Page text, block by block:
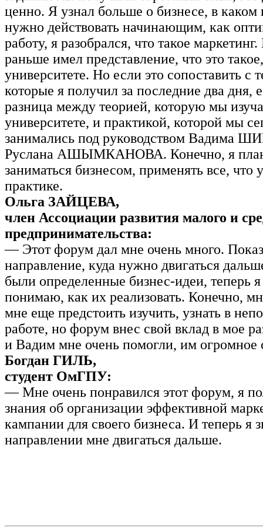
ценно. Я узнал больше о бизнесе, в каком
нужно действовать начинающим, как
работу, я разобрался, что такое
раньше имел представление, что это
университете. Но если это сопоставить с
которые я получил за последние два дня,
разница между теорией, которую мы
университете, и практикой, которой мы
занимались под руководством Вадима
Руслана АШЫМКАНОВА. Конечно, я
заниматься бизнесом, применять все, что
практике.
Ольга ЗАЙЦЕВА,
член Ассоциации развития малого и
предпринимательства:
— Этот форум дал мне очень много.
направление, куда нужно двигаться
были определенные бизнес-идеи, теперь
понимаю, как их реализовать. Конечно,
мне еще предстоить изучить, узнать в
работе, но форум внес свой вклад в мое
и Вадим мне очень помогли, им огромное
Богдан ГИЛЬ,
студент ОмГПУ:
— Мне очень понравился этот форум, я
знания об организации эффективной
кампании для своего бизнеса. И теперь я
направлении мне двигаться дальше.